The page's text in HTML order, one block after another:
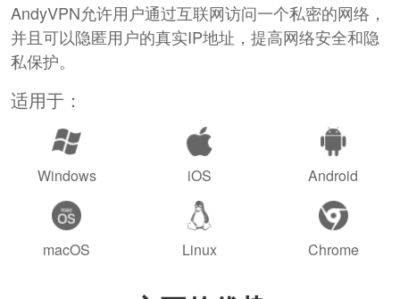
AndyVPN允许用户通过互联网访问一个私密的网络，
并且可以隐匿用户的真实IP地址，提高网络安全和隐
私保护。
适用于：
Windows iOS Android
macOS Linux Chrome